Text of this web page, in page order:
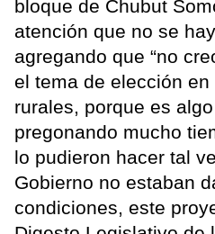
bloque de Chubut
atención que no se
agregando que “no
el tema de elección
rurales, porque es
pregonando mucho
lo pudieron hacer tal
Gobierno no estaban
condiciones, este